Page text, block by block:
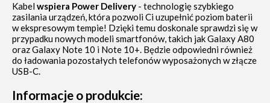
Kabel wspiera Power Delivery - technologię szybkiego
zasilania urządzeń, która pozwoli Ci uzupełnić poziom baterii
w ekspresowym tempie! Dzięki temu doskonale sprawdzi się w
przypadku nowych modeli smartfonów, takich jak Galaxy A80
oraz Galaxy Note 10 i Note 10+. Będzie odpowiedni również
do ładowania pozostałych telefonów wyposażonych w złącze
USB-C.
Informacje o produkcie: